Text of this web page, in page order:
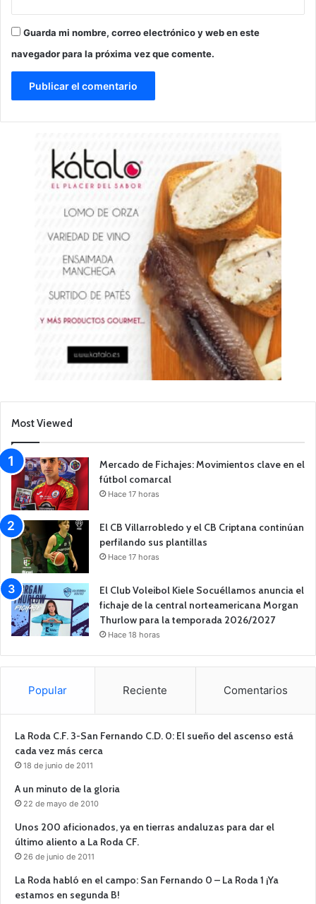
Guarda mi nombre, correo electrónico y web en este
navegador para la próxima vez que comente.
Most Viewed
Mercado de Fichajes: Movimientos clave en el
fútbol comarcal
Hace 17 horas
El CB Villarrobledo y el CB Criptana continúan
perfilando sus plantillas
Hace 17 horas
El Club Voleibol Kiele Socuéllamos anuncia el
fichaje de la central norteamericana Morgan
Thurlow para la temporada 2026/2027
Hace 18 horas
Popular Reciente Comentarios
La Roda C.F. 3-San Fernando C.D. 0: El sueño del ascenso está
cada vez más cerca
18 de junio de 2011
A un minuto de la gloria
22 de mayo de 2010
Unos 200 aficionados, ya en tierras andaluzas para dar el
último aliento a La Roda CF.
26 de junio de 2011
La Roda habló en el campo: San Fernando 0 – La Roda 1 ¡Ya
estamos en segunda B!